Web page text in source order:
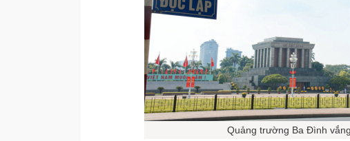
Quảng trường Ba Đình